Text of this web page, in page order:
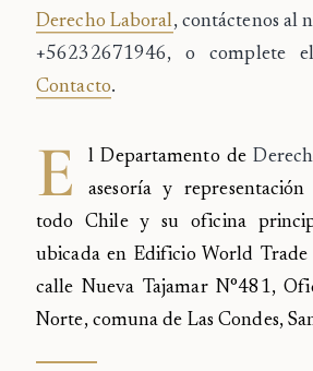
Derecho Laboral, contáctenos al
+56232671946, o complete
Contacto.
E l Departamento de
asesoría y representación
todo Chile y su oficina
ubicada en Edificio World Trade
calle Nueva Tajamar N°481,
Norte, comuna de Las Condes,